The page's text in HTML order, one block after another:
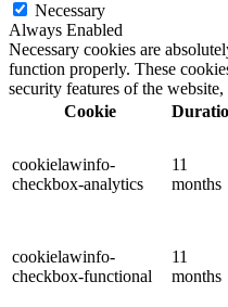
Necessary
Always Enabled
Necessary cookies are
function properly. These
security features of the
Cookie
cookielawinfo-
checkbox-analytics
11
months
cookielawinfo-
checkbox-functional
11
months